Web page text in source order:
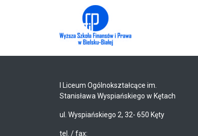
I Liceum Ogólnokształcące im.
Stanisława Wyspiańskiego w Kętach
ul. Wyspiańskiego 2, 32- 650 Kęty
tel. / fax: